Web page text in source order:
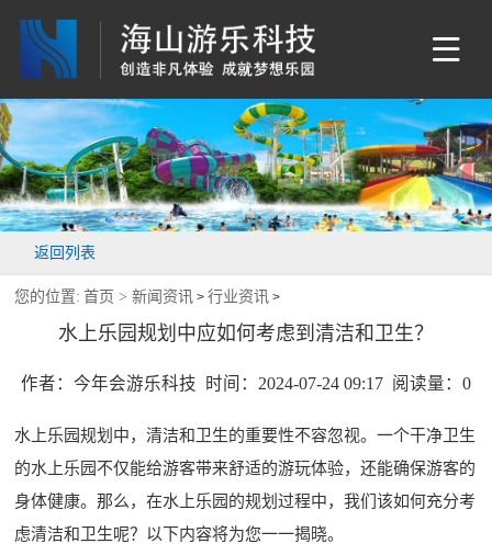
返回列表
您的位置: 首页 >新闻资讯 >行业资讯 >
水上乐园规划中应如何考虑到清洁和卫生？
作者：今年会游乐科技 时间：2024-07-24 09:17 阅读量： 0
水上乐园规划 中，清洁和卫生的重要性不容忽视。一个干净卫生
的水上乐园不仅能给游客带来舒适的游玩体验，还能确保游客的
身体健康。那么，在水上乐园的规划过程中，我们该如何充分考
虑清洁和卫生呢？以下内容将为您一一揭晓。